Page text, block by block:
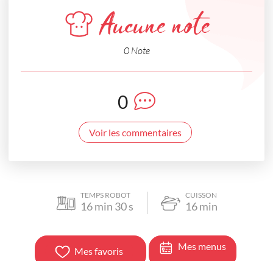
Aucune note
0 Note
0
Voir les commentaires
TEMPS ROBOT
16min 30s
CUISSON
16min
Mes favoris Mes menus